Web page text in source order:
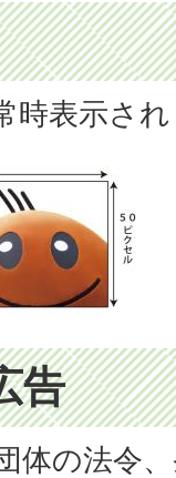
時表示さ
告
体の法令